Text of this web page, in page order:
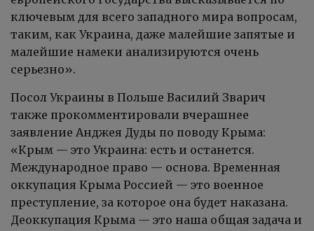
ключевым для всего западного мира вопросам,
таким, как Украина, даже малейшие запятые и
малейшие намеки анализируются очень
серьезно».
Посол Украины в Польше Василий Зварич
также прокомментировали вчерашнее
заявление Анджея Дуды по поводу Крыма:
«Крым — это Украина: есть и останется.
Международное право — основа. Временная
оккупация Крыма Россией — это военное
преступление, за которое она будет наказана.
Деоккупация Крыма — это наша общая задача и